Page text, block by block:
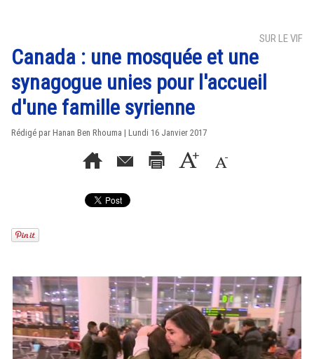
SUR LE VIF
Canada : une mosquée et une
synagogue unies pour l'accueil
d'une famille syrienne
Rédigé par Hanan Ben Rhouma | Lundi 16 Janvier 2017